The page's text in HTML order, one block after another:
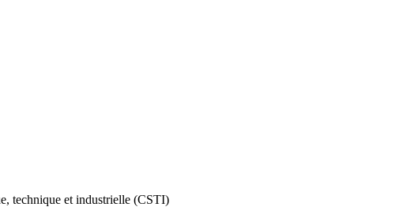
technique et industrielle (CSTI)